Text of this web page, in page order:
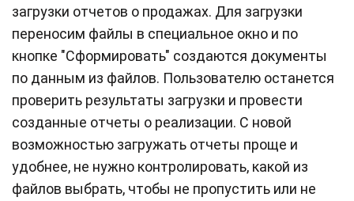
загрузки отчетов о продажах. Для загрузки
переносим файлы в специальное окно и по
кнопке "Сформировать" создаются документы
по данным из файлов. Пользователю останется
проверить результаты загрузки и провести
созданные отчеты о реализации. С новой
возможностью загружать отчеты проще и
удобнее, не нужно контролировать, какой из
файлов выбрать, чтобы не пропустить или не